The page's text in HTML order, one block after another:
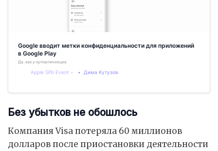
Google вводит метки конфиденциальности для приложений
в Google Play
Да, как у купертиновцев
Apple SPb Event Дима Кутузов
Без убытков не обошлось
Компания Visa потеряла 60 миллионов
долларов после приостановки деятельности